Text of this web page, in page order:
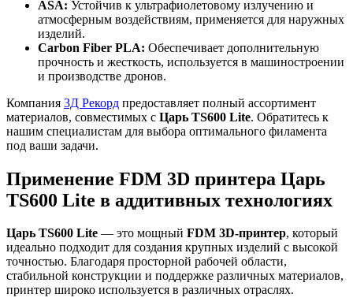
ASA: Устойчив к ультрафиолетовому излучению и
атмосферным воздействиям, применяется для наружных
изделий.
Carbon Fiber PLA: Обеспечивает дополнительную
прочность и жесткость, используется в машиностроении
и производстве дронов.
Компания 3Д Рекорд предоставляет полный ассортимент
материалов, совместимых с Царь TS600 Lite. Обратитесь к
нашим специалистам для выбора оптимального филамента
под ваши задачи.
Применение FDM 3D принтера Царь
TS600 Lite в аддитивных технологиях
Царь TS600 Lite — это мощный FDM 3D-принтер, который
идеально подходит для создания крупных изделий с высокой
точностью. Благодаря просторной рабочей области,
стабильной конструкции и поддержке различных материалов,
принтер широко используется в различных отраслях.